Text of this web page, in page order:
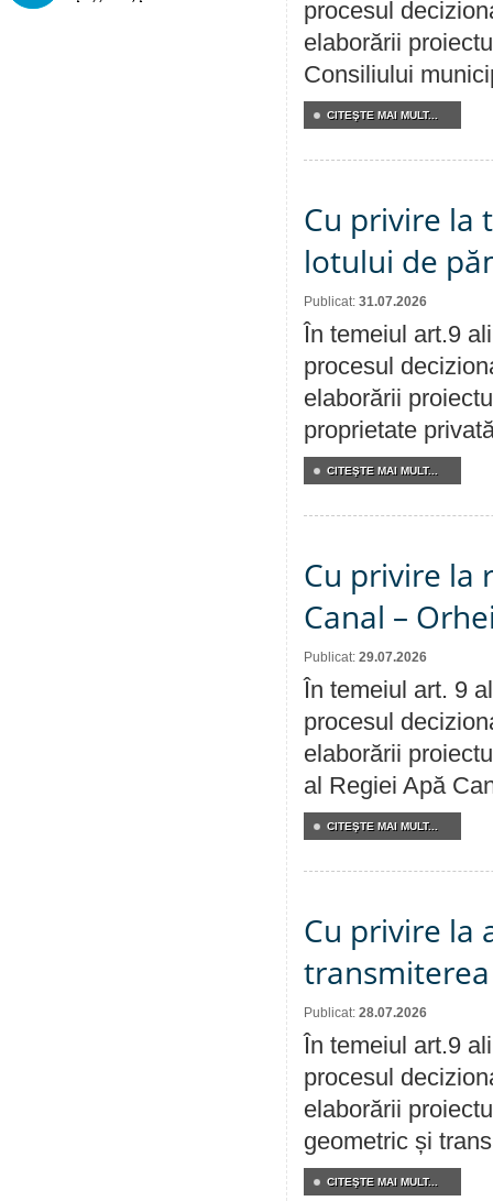
procesul
elaborării
Consiliului
CITEŞTE MAI MULT...
Cu privire la
lotului de
Publicat: 31.07.2026
În temeiul art.9
procesul
elaborării
proprietate
CITEŞTE MAI MULT...
Cu privire la
Canal –
Publicat: 29.07.2026
În temeiul art. 9
procesul
elaborării
al Regiei Apă
CITEŞTE MAI MULT...
Cu privire la
Publicat: 28.07.2026
În temeiul art.9
procesul
elaborării
geometric și
CITEŞTE MAI MULT...